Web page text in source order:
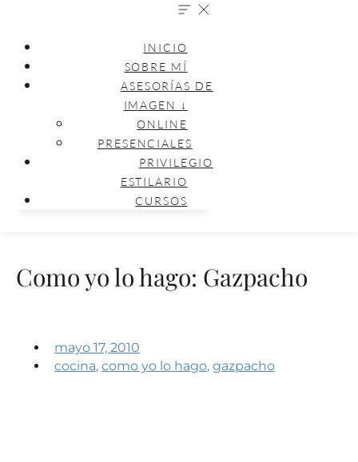
INICIO
SOBRE MÍ
ASESORÍAS DE
IMAGEN ↓
ONLINE
PRESENCIALES
PRIVILEGIO
ESTILARIO
CURSOS
Como yo lo hago: Gazpacho
mayo 17, 2010
cocina, como yo lo hago, gazpacho